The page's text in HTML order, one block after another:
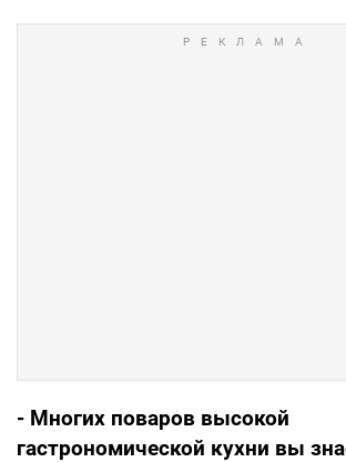
- Многих поваров высокой
гастрономической кухни вы